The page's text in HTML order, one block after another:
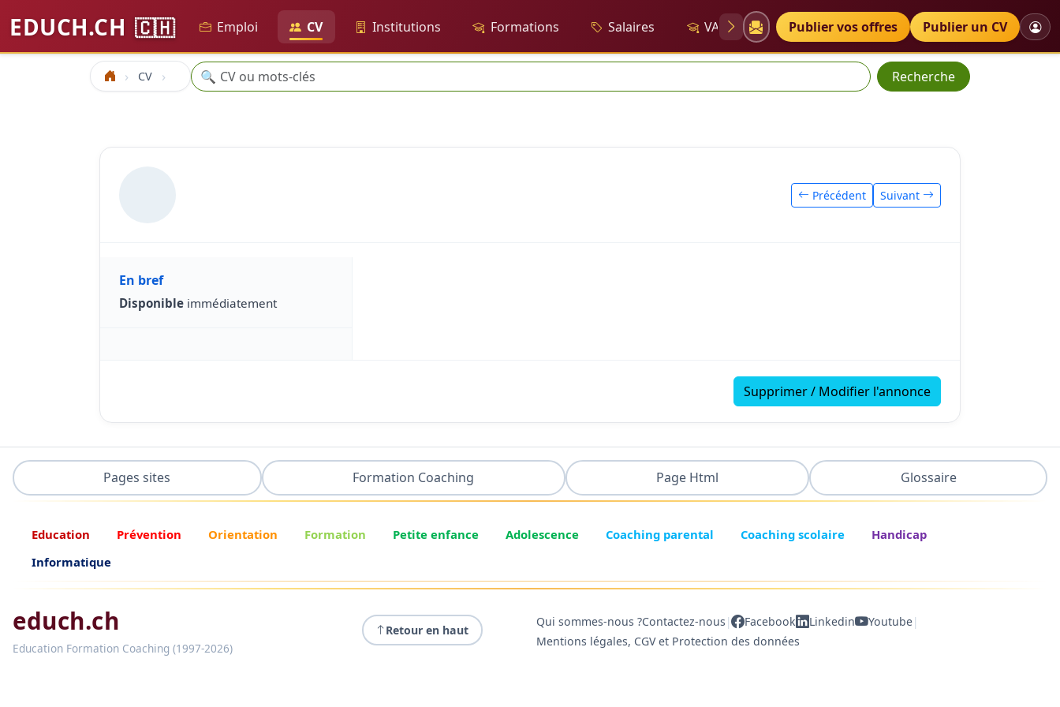
EDUCH.CH 🇨🇭 Emploi CV Institutions Formations Salaires VAE Diplômes Petites annonces
Publier vos offres Publier un CV
Accueil CV Recherche
🔍 Recherche
Précédent Suivant
En bref
Disponible immédiatement
Supprimer / Modifier l'annonce
Pages sites Formation Coaching Page Html Glossaire
Education Prévention Orientation Formation Petite enfance Adolescence Coaching parental Coaching scolaire
Handicap
Informatique
educh.ch
Education Formation Coaching (1997-2026)
Retour en haut
Qui sommes-nous ?Contactez-nous | Facebook Linkedin Youtube|
Mentions légales, CGV et Protection des données